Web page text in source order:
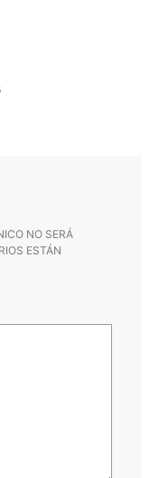
NO SERÁ
ESTÁN